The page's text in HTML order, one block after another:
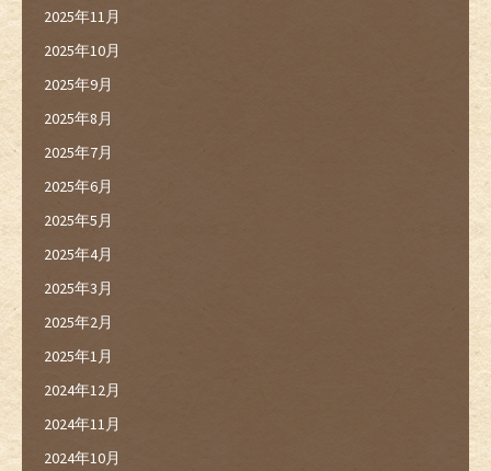
2025年11月
2025年10月
2025年9月
2025年8月
2025年7月
2025年6月
2025年5月
2025年4月
2025年3月
2025年2月
2025年1月
2024年12月
2024年11月
2024年10月